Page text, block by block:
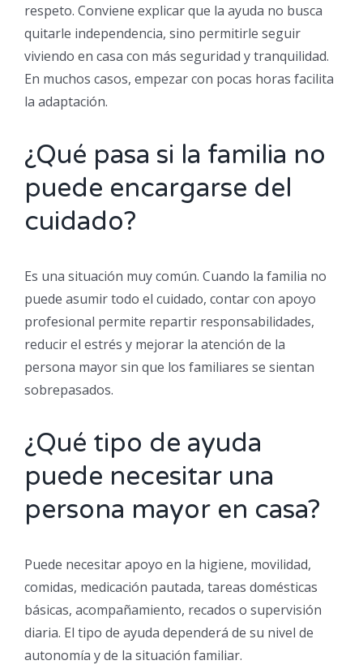
respeto. Conviene explicar que la ayuda no busca
quitarle independencia, sino permitirle seguir
viviendo en casa con más seguridad y tranquilidad.
En muchos casos, empezar con pocas horas facilita
la adaptación.
¿Qué pasa si la familia no
puede encargarse del
cuidado?
Es una situación muy común. Cuando la familia no
puede asumir todo el cuidado, contar con apoyo
profesional permite repartir responsabilidades,
reducir el estrés y mejorar la atención de la
persona mayor sin que los familiares se sientan
sobrepasados.
¿Qué tipo de ayuda
puede necesitar una
persona mayor en casa?
Puede necesitar apoyo en la higiene, movilidad,
comidas, medicación pautada, tareas domésticas
básicas, acompañamiento, recados o supervisión
diaria. El tipo de ayuda dependerá de su nivel de
autonomía y de la situación familiar.